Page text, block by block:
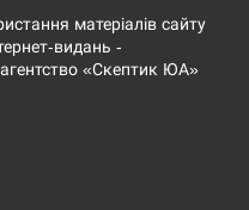
матеріалів сайту
видань -
«Скептик ЮА»